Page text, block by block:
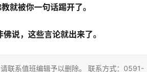
就被你一句话踢开了。
说，这些言论就出来了。
联系值班编辑予以删除。 联系方式：0591-